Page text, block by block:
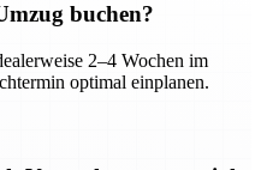
buchen?
2–4 Wochen im
optimal einplanen.